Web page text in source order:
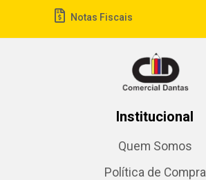
Notas Fiscais
Institucional
Quem Somos
Política de Compra